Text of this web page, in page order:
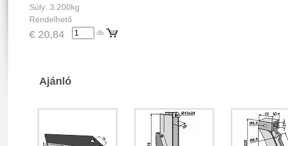
Súly: 3.200kg
Rendelhető
€ 20,84 db
Ajánló